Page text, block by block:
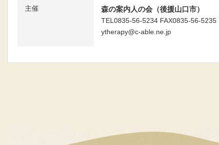
主催 森の案内人の会（後援山口市）
TEL0835-56-5234 FAX0835-56-5235
ytherapy@c-able.ne.jp